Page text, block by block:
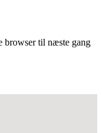
browser til næste gang